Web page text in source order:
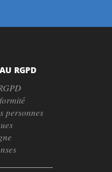
RGPD
personnes